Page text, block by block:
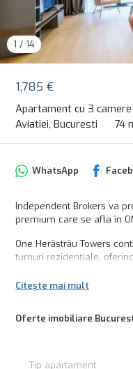
1,785 €
Apartament cu 3
Aviatiei, Bucuresti
74
1 / 14
Oferte imobiliare
WhatsApp
Independent Brokers va
premium care se afla în
One Herăstrău Towers
turnuri rezidențiale,
utilizare mixtă care
Citește mai mult
Tip apartament